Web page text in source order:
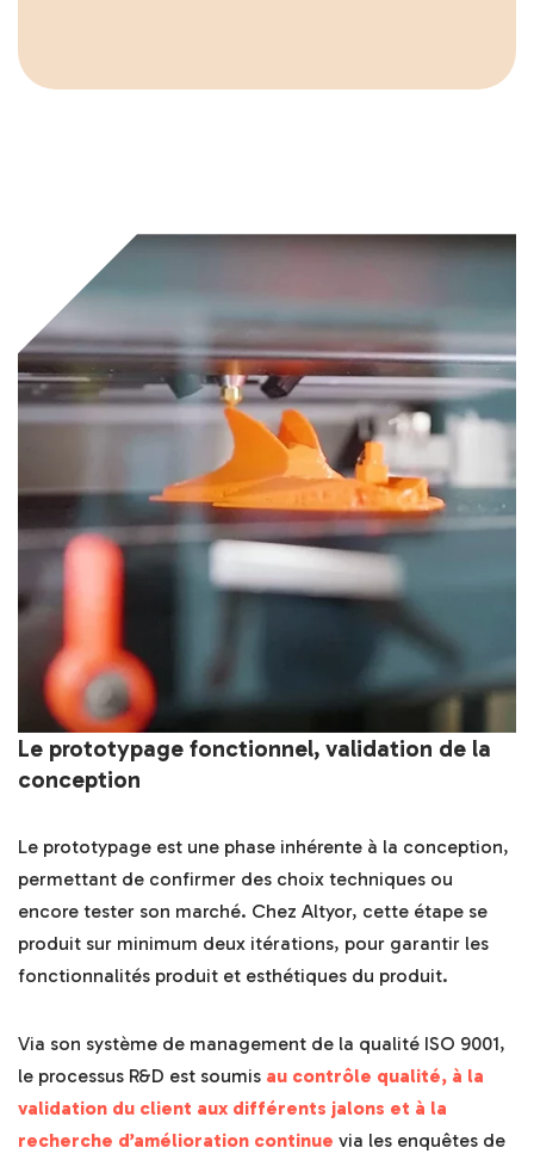
Le prototypage fonctionnel, validation de la
conception
Le prototypage est une phase inhérente à la conception,
permettant de confirmer des choix techniques ou
encore tester son marché. Chez Altyor, cette étape se
produit sur minimum deux itérations, pour garantir les
fonctionnalités produit et esthétiques du produit.
Via son système de management de la qualité ISO 9001,
le processus R&D est soumis au contrôle qualité, à la
validation du client aux différents jalons et à la
recherche d’amélioration continue via les enquêtes de